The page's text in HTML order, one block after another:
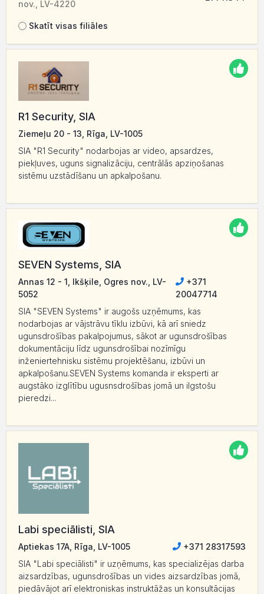
nov., LV-4220
Skatīt visas filiāles
R1 Security, SIA
Ziemeļu 20 - 13, Rīga, LV-1005
SIA "R1 Security" nodarbojas ar video, apsardzes,
piekļuves, uguns signalizāciju, centrālās apziņošanas
sistēmu uzstādīšanu un apkalpošanu.
SEVEN Systems, SIA
Annas 12 - 1, Ikšķile, Ogres nov., LV-
5052
+371
20047714
SIA "SEVEN Systems" ir augošs uzņēmums, kas
nodarbojas ar vājstrāvu tīklu izbūvi, kā arī sniedz
ugunsdrošības pakalpojumus, sākot ar ugunsdrošības
dokumentāciju līdz ugunsdrošībai nozīmīgu
inženiertehnisku sistēmu projektēšanu, izbūvi un
apkalpošanu.SEVEN Systems komanda ir eksperti ar
augstāko izglītību ugusnsdrošības jomā un ilgstošu
pieredzi...
Labi speciālisti, SIA
Aptiekas 17A, Rīga, LV-1005
+371 28317593
SIA "Labi speciālisti" ir uzņēmums, kas specializējas darba
aizsardzības, ugunsdrošības un vides aizsardzības jomā,
piedāvājot arī elektroniskas instruktāžas un konsultācijas